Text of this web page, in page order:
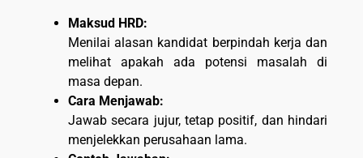
Maksud HRD:
Menilai alasan kandidat berpindah kerja dan
melihat apakah ada potensi masalah di
masa depan.
Cara Menjawab:
Jawab secara jujur, tetap positif, dan hindari
menjelekkan perusahaan lama.